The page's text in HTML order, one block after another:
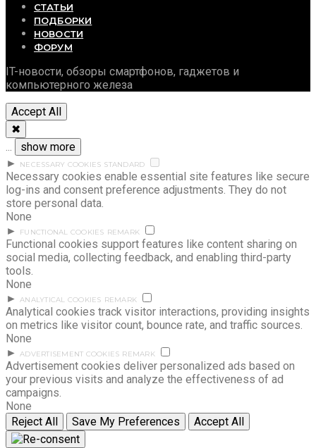
СТАТЬИ
ПОДБОРКИ
НОВОСТИ
ФОРУМ
IT-новости, обзоры смартфонов, гаджетов и
компьютерного железа
Accept All
✖
show more
►
NECESSARY COOKIES STANDARD
Necessary cookies enable essential site features like secure
log-ins and consent preference adjustments. They do not
store personal data.
None
►
FUNCTIONAL COOKIES REMARK
Functional cookies support features like content sharing on
social media, collecting feedback, and enabling third-party
tools.
None
► ANALYTICAL COOKIES REMARK
Analytical cookies track visitor interactions, providing insights
on metrics like visitor count, bounce rate, and traffic sources.
None
► ADVERTISEMENT COOKIES REMARK
Advertisement cookies deliver personalized ads based on
your previous visits and analyze the effectiveness of ad
campaigns.
None
Reject All
Save My Preferences Accept All